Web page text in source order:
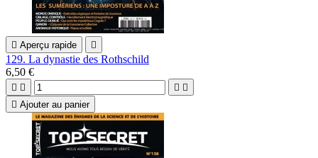
 Aperçu rapide 
129. La dynastie des Rothschild
6,50 €
   
 Ajouter au panier